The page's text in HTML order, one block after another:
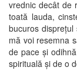
vrednic decât de
toată lauda,
bucuros
mă voi resemna
de pace şi
spirituală şi de o